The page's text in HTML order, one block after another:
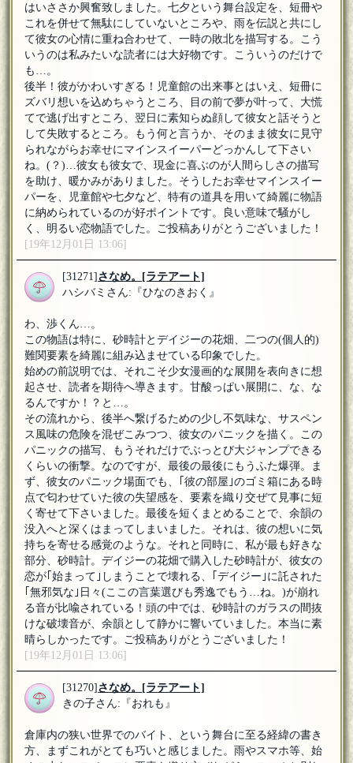
はいささか興奮致しました。七夕という舞台設定を、短冊や
これを併せて無駄にしていないところや、雨を伝説と共にし
て彼女の心情に重ね合わせて、一時の敗北を描写する。こう
いうのは私みたいな読者には大好物です。こういうのだけで
も…。
後半！彼がかわいすぎる！児童館の出来事とはいえ、短冊に
ズバリ想いを込めちゃうところ、目の前で夢が叶って、大慌
てで逃げ出すところ、翌日に素知らぬ顔して彼女と話そうと
して失敗するところ。もう何と言うか、そのまま彼女に見守
られながらお幸せにマインスイーパーどっかんして下さい
ね。(？)…彼女も彼女で、現金に喜ぶのが人間らしさの描写
を助け、暖かみがありました。そうしたお幸せマインスイー
パーを、児童館や七夕など、特有の道具を用いて綺麗に物語
に納められているのが好ポイントです。良い意味で騒がし
く、明るい恋物語でした。ご投稿ありがとうございました！
[19年12月01日 13:06]
[31271]さなめ。 [ラテアート]
ハシバミさん:『ひなのきおく』
わ、渉くん…。
この物語は特に、砂時計とデイジーの花畑、二つの(個人的)
難関要素を綺麗に組み込ませている印象でした。
始めの前説明では、それこそ少女漫画的な展開を表向きに想
起させ、読者を期待へ導きます。甘酸っぱい展開に、な、な
るんですか！？と…。
その流れから、後半へ繋げるための少し不気味な、サスペン
ス風味の危険を混ぜこみつつ、彼女のパニックを描く。この
パニックの描写、もうそれだけでぶっとび大ジャンプできる
くらいの衝撃。なのですが、最後の最後にもうふた爆弾。ま
ず、彼女のパニック場面でも、｢彼の部屋｣のゴミ箱にある時
点で匂わせていた彼の失望感を、要素を織り交ぜて見事に短
く寄せて下さいました。最後を短くまとめることで、余韻の
没入へと深くはまってしまいました。それは、彼の想いに気
持ちを寄せる感覚のような。それと同時に、私が最も好きな
部分、砂時計。デイジーの花畑で購入した砂時計が、彼女の
恋が｢始まって｣しまうことで壊れる、｢デイジー｣に託された
｢無邪気な｣日々(ここの言葉選びも秀逸でもう…ね。)が崩れ
る音が比喩されている！頭の中では、砂時計のガラスの間抜
けな破壊音が、余韻として静かに響いていました。本当に素
晴らしかったです。ご投稿ありがとうございました！
[19年12月01日 13:06]
[31270]さなめ。 [ラテアート]
きの子さん:『おれも』
倉庫内の狭い世界でのバイト、という舞台に至る経緯の書き
方、まずこれがとても巧いと感じました。雨やスマホ等、始